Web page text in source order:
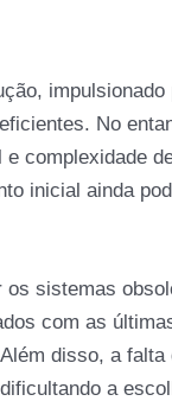
impulsionado
No
complexidade
inicial ainda
os sistemas
com as
disso, a falta
a